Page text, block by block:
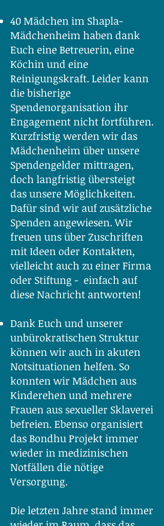
40 Mädchen im Shapla-
Mädchenheim haben dank
Euch eine Betreuerin, eine
Köchin und eine
Reinigungskraft. Leider kann
die bisherige
Spendenorganisation ihr
Engagement nicht fortführen.
Kurzfristig werden wir das
Mädchenheim über unsere
Spendengelder mittragen,
doch langfristig übersteigt
das unsere Möglichkeiten.
Dafür sind wir auf zusätzliche
Spenden angewiesen. Wir
freuen uns über Zuschriften
mit Ideen oder Kontakten,
vielleicht auch zu einer Firma
oder Stiftung - einfach auf
diese Nachricht antworten!
Dank Euch und unserer
unbürokratischen Struktur
können wir auch in akuten
Notsituationen helfen. So
konnten wir Mädchen aus
Kinderehen und mehrere
Frauen aus sexueller Sklaverei
befreien. Ebenso organisiert
das Bondhu Projekt immer
wieder in medizinischen
Notfällen die nötige
Versorgung.
Die letzten Jahre stand immer